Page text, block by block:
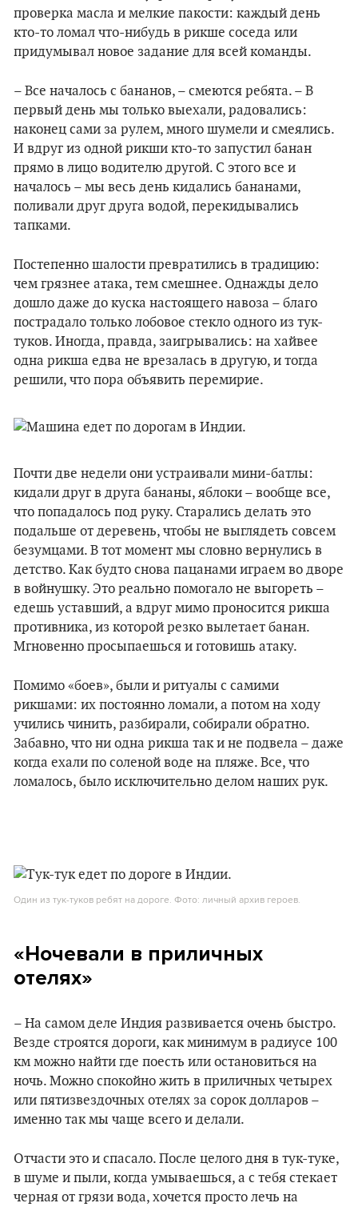
проверка масла и мелкие пакости: каждый день
кто-то ломал что-нибудь в рикше соседа или
придумывал новое задание для всей команды.
– Все началось с бананов, – смеются ребята. – В
первый день мы только выехали, радовались:
наконец сами за рулем, много шумели и смеялись.
И вдруг из одной рикши кто-то запустил банан
прямо в лицо водителю другой. С этого все и
началось – мы весь день кидались бананами,
поливали друг друга водой, перекидывались
тапками.
Постепенно шалости превратились в традицию:
чем грязнее атака, тем смешнее. Однажды дело
дошло даже до куска настоящего навоза – благо
пострадало только лобовое стекло одного из тук-
туков. Иногда, правда, заигрывались: на хайвее
одна рикша едва не врезалась в другую, и тогда
решили, что пора объявить перемирие.
Почти две недели они устраивали мини-батлы:
кидали друг в друга бананы, яблоки – вообще все,
что попадалось под руку. Старались делать это
подальше от деревень, чтобы не выглядеть совсем
безумцами. В тот момент мы словно вернулись в
детство. Как будто снова пацанами играем во дворе
в войнушку. Это реально помогало не выгореть –
едешь уставший, а вдруг мимо проносится рикша
противника, из которой резко вылетает банан.
Мгновенно просыпаешься и готовишь атаку.
Помимо «боев», были и ритуалы с самими
рикшами: их постоянно ломали, а потом на ходу
учились чинить, разбирали, собирали обратно.
Забавно, что ни одна рикша так и не подвела – даже
когда ехали по соленой воде на пляже. Все, что
ломалось, было исключительно делом наших рук.
Один из тук-туков ребят на дороге. Фото: личный архив героев.
«Ночевали в приличных
отелях»
– На самом деле Индия развивается очень быстро.
Везде строятся дороги, как минимум в радиусе 100
км можно найти где поесть или остановиться на
ночь. Можно спокойно жить в приличных четырех
или пятизвездочных отелях за сорок долларов –
именно так мы чаще всего и делали.
Отчасти это и спасало. После целого дня в тук-туке,
в шуме и пыли, когда умываешься, а с тебя стекает
черная от грязи вода, хочется просто лечь на